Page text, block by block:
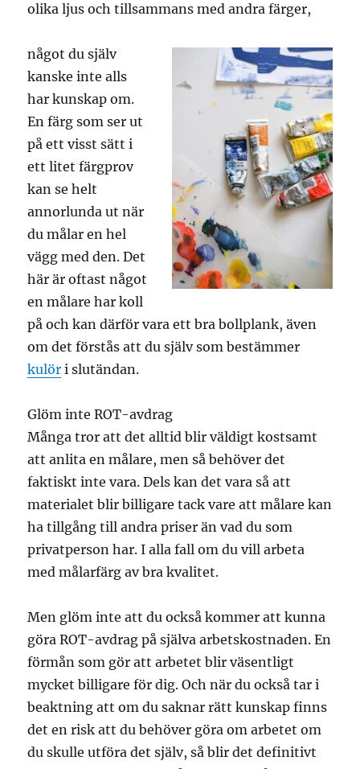
olika ljus och tillsammans med andra färger,
något du själv
kanske inte alls
har kunskap om.
En färg som ser ut
på ett visst sätt i
ett litet färgprov
kan se helt
annorlunda ut när
du målar en hel
vägg med den. Det
här är oftast något
en målare har koll
på och kan därför vara ett bra bollplank, även
om det förstås att du själv som bestämmer
kulör i slutändan.
Glöm inte ROT-avdrag
Många tror att det alltid blir väldigt kostsamt
att anlita en målare, men så behöver det
faktiskt inte vara. Dels kan det vara så att
materialet blir billigare tack vare att målare kan
ha tillgång till andra priser än vad du som
privatperson har. I alla fall om du vill arbeta
med målarfärg av bra kvalitet.
Men glöm inte att du också kommer att kunna
göra ROT-avdrag på själva arbetskostnaden. En
förmån som gör att arbetet blir väsentligt
mycket billigare för dig. Och när du också tar i
beaktning att om du saknar rätt kunskap finns
det en risk att du behöver göra om arbetet om
du skulle utföra det själv, så blir det definitivt